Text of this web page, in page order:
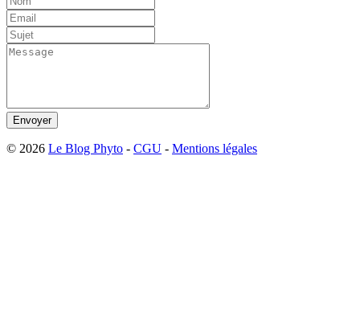
Envoyer
© 2026 Le Blog Phyto - CGU - Mentions légales